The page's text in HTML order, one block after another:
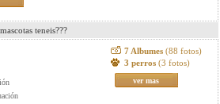
teneis???
7 Albumes (88 fotos)
3 perros (3 fotos)
ver mas